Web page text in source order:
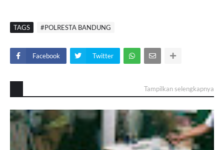
TAGS #POLRESTA BANDUNG
Facebook Twitter
Tampilkan selengkapnya